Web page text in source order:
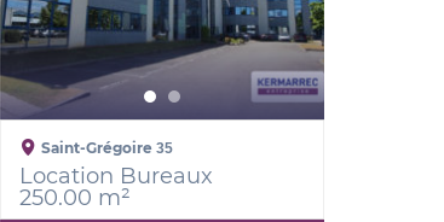
Saint-Grégoire35
Location Bureaux
250.00 m²